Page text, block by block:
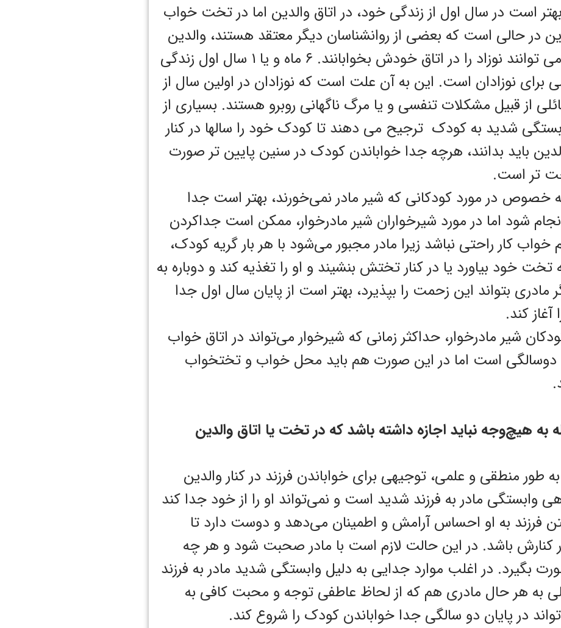
است در سال اول از زندگی خود، در اتاق والدین اما در تخت خواب
در حالی است که بعضی از روانشناسان دیگر معتقد هستند، والدین
پس از ۶ ماه اول می توانند نوزاد را در اتاق خودش بخوابانند. ۶ ماه و یا ۱ سال اول زندگی
برای نوزادان است. این به آن علت است که نوزادان در اولین سال از
از قبیل مشکلات تنفسی و یا مرگ ناگهانی روبرو هستند. بسیاری از
شدید به کودک ترجیح می دهند تا کودک خود را سالها در کنار
باید بدانند، هرچه جدا خواباندن کودک در سنین پایین تر صورت
تر است.
خصوص در مورد کودکانی که شیر مادر نمی‌خورند، بهتر است جدا
شود اما در مورد شیرخواران شیر مادرخوار، ممکن است جداکردن
خواب کار راحتی نباشد زیرا مادر مجبور می‌شود با هر بار گریه کودک،
تخت خود بیاورد یا در کنار تختش بنشیند و او را تغذیه کند و دوباره به
مادری بتواند این زحمت را بپذیرد، بهتر است از پایان سال اول جدا
کند.
شیر مادرخوار، حداکثر زمانی که شیرخوار می‌تواند در اتاق خواب
دوسالگی است اما در این صورت هم باید محل خواب و تختخواب
هیچ‌‌وجه نباید اجازه داشته باشد که در تخت یا اتاق والدین
طور منطقی و علمی، توجیهی برای خواباندن فرزند در کنار والدین
وابستگی مادر به فرزند شدید است و نمی‌تواند او را از خود جدا کند
فرزند به او احساس آرامش و اطمینان می‌دهد و دوست دارد تا
کنارش باشد. در این حالت لازم است با مادر صحبت شود و هر چه
بگیرد. در اغلب موارد جدایی به دلیل وابستگی شدید مادر به فرزند
به هر حال مادری هم که از لحاظ عاطفی توجه و محبت کافی به
در پایان دو سالگی جدا خواباندن کودک را شروع کند.